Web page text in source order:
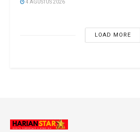
4 AGUSTUS 2026
LOAD MORE